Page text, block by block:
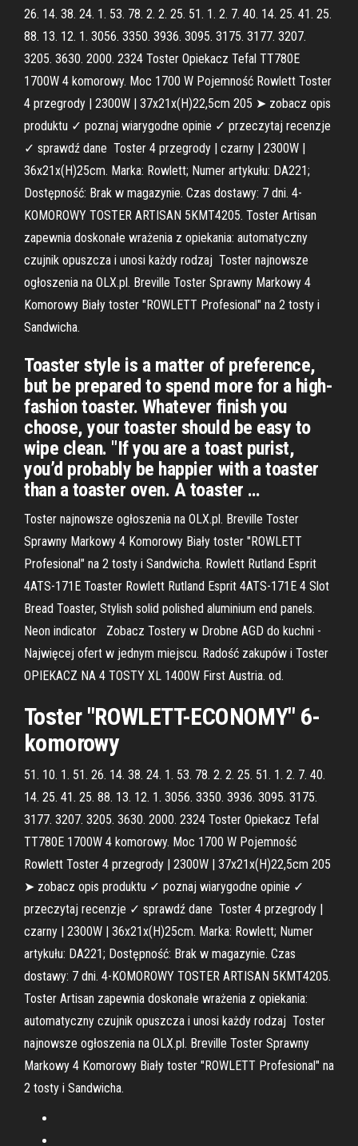
26. 14. 38. 24. 1. 53. 78. 2. 2. 25. 51. 1. 2. 7. 40. 14. 25. 41. 25.
88. 13. 12. 1. 3056. 3350. 3936. 3095. 3175. 3177. 3207.
3205. 3630. 2000. 2324 Toster Opiekacz Tefal TT780E
1700W 4 komorowy. Moc 1700 W Pojemność Rowlett Toster
4 przegrody | 2300W | 37x21x(H)22,5cm 205 ➤ zobacz opis
produktu ✓ poznaj wiarygodne opinie ✓ przeczytaj recenzje
✓ sprawdź dane Toster 4 przegrody | czarny | 2300W |
36x21x(H)25cm. Marka: Rowlett; Numer artykułu: DA221;
Dostępność: Brak w magazynie. Czas dostawy: 7 dni. 4-
KOMOROWY TOSTER ARTISAN 5KMT4205. Toster Artisan
zapewnia doskonałe wrażenia z opiekania: automatyczny
czujnik opuszcza i unosi każdy rodzaj Toster najnowsze
ogłoszenia na OLX.pl. Breville Toster Sprawny Markowy 4
Komorowy Biały toster "ROWLETT Profesional" na 2 tosty i
Sandwicha.
Toaster style is a matter of preference,
but be prepared to spend more for a high-
fashion toaster. Whatever finish you
choose, your toaster should be easy to
wipe clean. "If you are a toast purist,
you’d probably be happier with a toaster
than a toaster oven. A toaster …
Toster najnowsze ogłoszenia na OLX.pl. Breville Toster
Sprawny Markowy 4 Komorowy Biały toster "ROWLETT
Profesional" na 2 tosty i Sandwicha. Rowlett Rutland Esprit
4ATS-171E Toaster Rowlett Rutland Esprit 4ATS-171E 4 Slot
Bread Toaster, Stylish solid polished aluminium end panels.
Neon indicator Zobacz Tostery w Drobne AGD do kuchni -
Najwięcej ofert w jednym miejscu. Radość zakupów i Toster
OPIEKACZ NA 4 TOSTY XL 1400W First Austria. od.
Toster "ROWLETT-ECONOMY" 6-
komorowy
51. 10. 1. 51. 26. 14. 38. 24. 1. 53. 78. 2. 2. 25. 51. 1. 2. 7. 40.
14. 25. 41. 25. 88. 13. 12. 1. 3056. 3350. 3936. 3095. 3175.
3177. 3207. 3205. 3630. 2000. 2324 Toster Opiekacz Tefal
TT780E 1700W 4 komorowy. Moc 1700 W Pojemność
Rowlett Toster 4 przegrody | 2300W | 37x21x(H)22,5cm 205
➤ zobacz opis produktu ✓ poznaj wiarygodne opinie ✓
przeczytaj recenzje ✓ sprawdź dane Toster 4 przegrody |
czarny | 2300W | 36x21x(H)25cm. Marka: Rowlett; Numer
artykułu: DA221; Dostępność: Brak w magazynie. Czas
dostawy: 7 dni. 4-KOMOROWY TOSTER ARTISAN 5KMT4205.
Toster Artisan zapewnia doskonałe wrażenia z opiekania:
automatyczny czujnik opuszcza i unosi każdy rodzaj Toster
najnowsze ogłoszenia na OLX.pl. Breville Toster Sprawny
Markowy 4 Komorowy Biały toster "ROWLETT Profesional" na
2 tosty i Sandwicha.